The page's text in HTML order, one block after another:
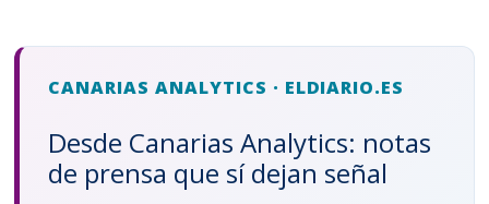
CANARIAS ANALYTICS · ELDIARIO.ES
Desde Canarias Analytics: notas
de prensa que sí dejan señal